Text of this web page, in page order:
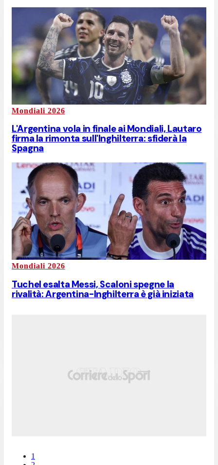
Mondiali 2026
L'Argentina vola in finale ai Mondiali, Lautaro
firma la rimonta sull'Inghilterra: sfiderà la
Spagna
Mondiali 2026
Tuchel esalta Messi, Scaloni spegne la
rivalità: Argentina-Inghilterra è già iniziata
1